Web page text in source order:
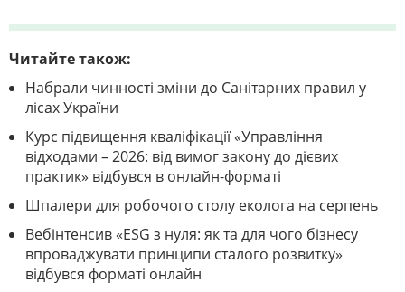
Читайте також:
Набрали чинності зміни до Санітарних правил у
лісах України
Курс підвищення кваліфікації «Управління
відходами – 2026: від вимог закону до дієвих
практик» відбувся в онлайн-форматі
Шпалери для робочого столу еколога на серпень
Вебінтенсив «ESG з нуля: як та для чого бізнесу
впроваджувати принципи сталого розвитку»
відбувся форматі онлайн